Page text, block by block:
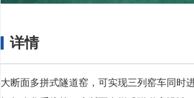
详情
大断面多拼式隧道窑，可实现三列窑车同时